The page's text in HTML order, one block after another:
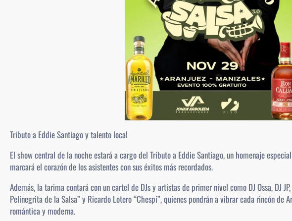
Tributo a Eddie Santiago y talento local
El show central de la noche estará a cargo del Tributo a Eddie Santiago, un homenaje
marcará el corazón de los asistentes con sus éxitos más recordados.
Además, la tarima contará con un cartel de DJs y artistas de primer nivel como DJ Ossa, DJ
Pelinegrita de la Salsa” y Ricardo Lotero “Chespi”, quienes pondrán a vibrar cada rincón de
romántica y moderna.